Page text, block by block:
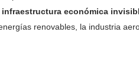
infraestructura económica
renovables, la industria